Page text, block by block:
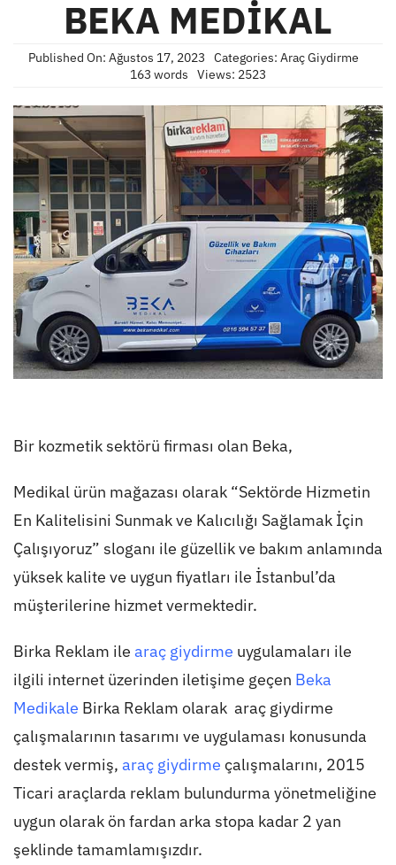
BEKA MEDİKAL
Published On: Ağustos 17, 2023 Categories: Araç Giydirme
163 words
Views: 2523
Bir kozmetik sektörü firması olan Beka,
Medikal ürün mağazası olarak “Sektörde Hizmetin
En Kalitelisini Sunmak ve Kalıcılığı Sağlamak İçin
Çalışıyoruz” sloganı ile güzellik ve bakım anlamında
yüksek kalite ve uygun fiyatları ile İstanbul’da
müşterilerine hizmet vermektedir.
Birka Reklam ile araç giydirme uygulamaları ile
ilgili internet üzerinden iletişime geçen Beka
Medikale Birka Reklam olarak araç giydirme
çalışmalarının tasarımı ve uygulaması konusunda
destek vermiş, araç giydirme çalışmalarını, 2015
Ticari araçlarda reklam bulundurma yönetmeliğine
uygun olarak ön fardan arka stopa kadar 2 yan
şeklinde tamamlamışızdır.